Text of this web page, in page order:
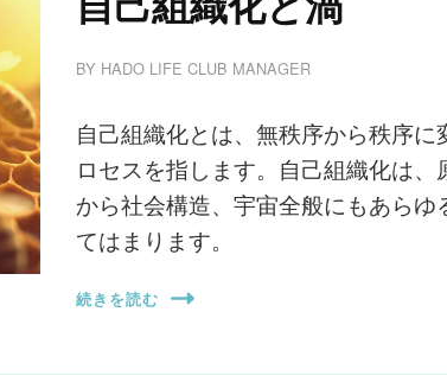
BY HADO LIFE CLUB MANAGER
自己組織化とは、無秩序から秩序に
ロセスを指します。自己組織化は、
から社会構造、宇宙全般にもあらゆ
てはまります。
続きを読む